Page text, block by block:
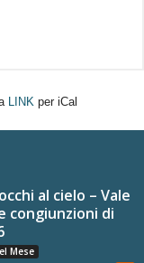
LINK per iCal
al cielo – Vale
congiunzioni di
Mese